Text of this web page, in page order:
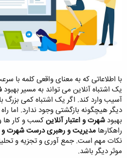
با اطلاعاتی که به معنای واقعی کلمه با
یک اشتباه آنلاین می تواند به مسیر بهبود
آسیب وارد کند. اگر یک اشتباه کمی
دیگر هیچگونه بازگشتی وجود ندارد. اما
بهبود شهرت و اعتبار آنلاینکسب و کار ها
راهکارها مدیریت و رهبری درست شهرت و
نکات مهم است. جمع آوری و تجزیه و
موثر دیگر باشد.